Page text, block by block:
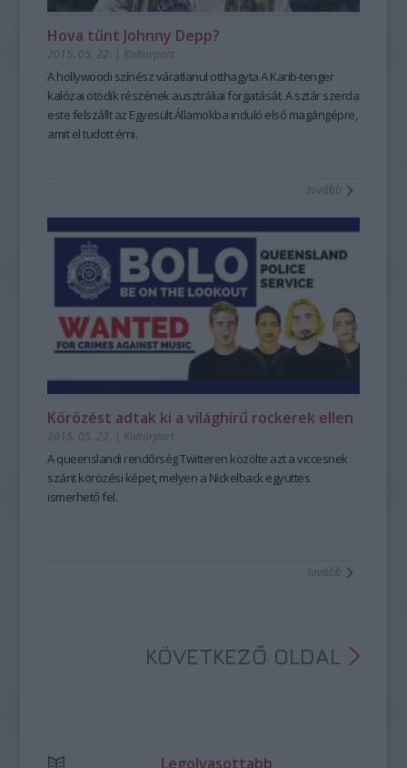
Hova tűnt Johnny Depp?
2015. 05. 22. | Kultúrpart
A hollywoodi színész váratlanul otthagytaA Karib-tenger
kalózai ötödik részének ausztráliai forgatását. A sztár szerda
este felszállt az Egyesült Államokba induló első magángépre,
amit el tudott érni.
tovább
Körözést adtak ki a világhírű rockerek ellen
2015. 05. 22. | Kultúrpart
Aqueenslandi rendőrségTwitteren közölte azt a viccesnek
szántkörözési képet, melyen a Nickelback együttes
ismerhető fel.
tovább
KÖVETKEZŐ OLDAL
Legolvasottabb